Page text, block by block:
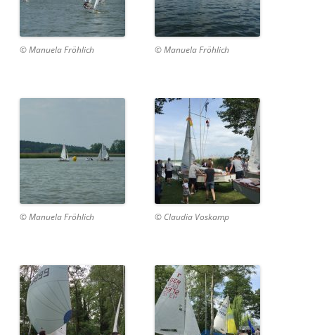
© Manuela Fröhlich © Manuela Fröhlich
© Manuela Fröhlich © Claudia Voskamp